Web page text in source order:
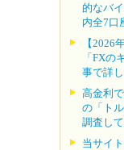
的なバ
内全7口
【2026
「FXの
事で詳
高金利
の「ト
調査し
当サイ